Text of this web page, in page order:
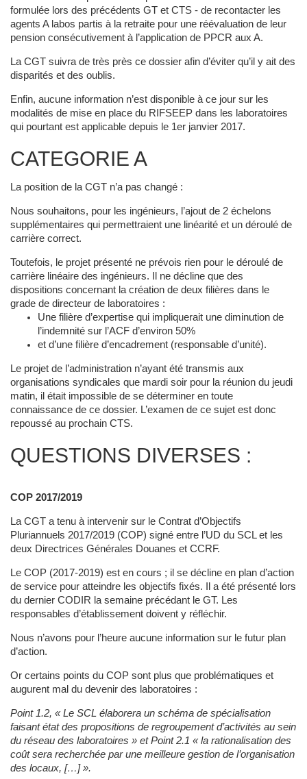
formulée lors des précédents GT et CTS - de recontacter les
agents A labos partis à la retraite pour une réévaluation de leur
pension consécutivement à l’application de PPCR aux A.
La CGT suivra de très près ce dossier afin d’éviter qu’il y ait des
disparités et des oublis.
Enfin, aucune information n’est disponible à ce jour sur les
modalités de mise en place du RIFSEEP dans les laboratoires
qui pourtant est applicable depuis le 1er janvier 2017.
CATEGORIE A
La position de la CGT n’a pas changé :
Nous souhaitons, pour les ingénieurs, l’ajout de 2 échelons
supplémentaires qui permettraient une linéarité et un déroulé de
carrière correct.
Toutefois, le projet présenté ne prévois rien pour le déroulé de
carrière linéaire des ingénieurs. Il ne décline que des
dispositions concernant la création de deux filières dans le
grade de directeur de laboratoires :
Une filière d’expertise qui impliquerait une diminution de
l’indemnité sur l’ACF d’environ 50%
et d’une filière d’encadrement (responsable d’unité).
Le projet de l’administration n’ayant été transmis aux
organisations syndicales que mardi soir pour la réunion du jeudi
matin, il était impossible de se déterminer en toute
connaissance de ce dossier. L’examen de ce sujet est donc
repoussé au prochain CTS.
QUESTIONS DIVERSES :
COP 2017/2019
La CGT a tenu à intervenir sur le Contrat d’Objectifs
Pluriannuels 2017/2019 (COP) signé entre l’UD du SCL et les
deux Directrices Générales Douanes et CCRF.
Le COP (2017-2019) est en cours ; il se décline en plan d’action
de service pour atteindre les objectifs fixés. Il a été présenté lors
du dernier CODIR la semaine précédant le GT. Les
responsables d’établissement doivent y réfléchir.
Nous n’avons pour l’heure aucune information sur le futur plan
d’action.
Or certains points du COP sont plus que problématiques et
augurent mal du devenir des laboratoires :
Point 1.2, « Le SCL élaborera un schéma de spécialisation
faisant état des propositions de regroupement d’activités au sein
du réseau des laboratoires » etPoint 2.1 « la rationalisation des
coût sera recherchée par une meilleure gestion de l’organisation
des locaux, […] ».